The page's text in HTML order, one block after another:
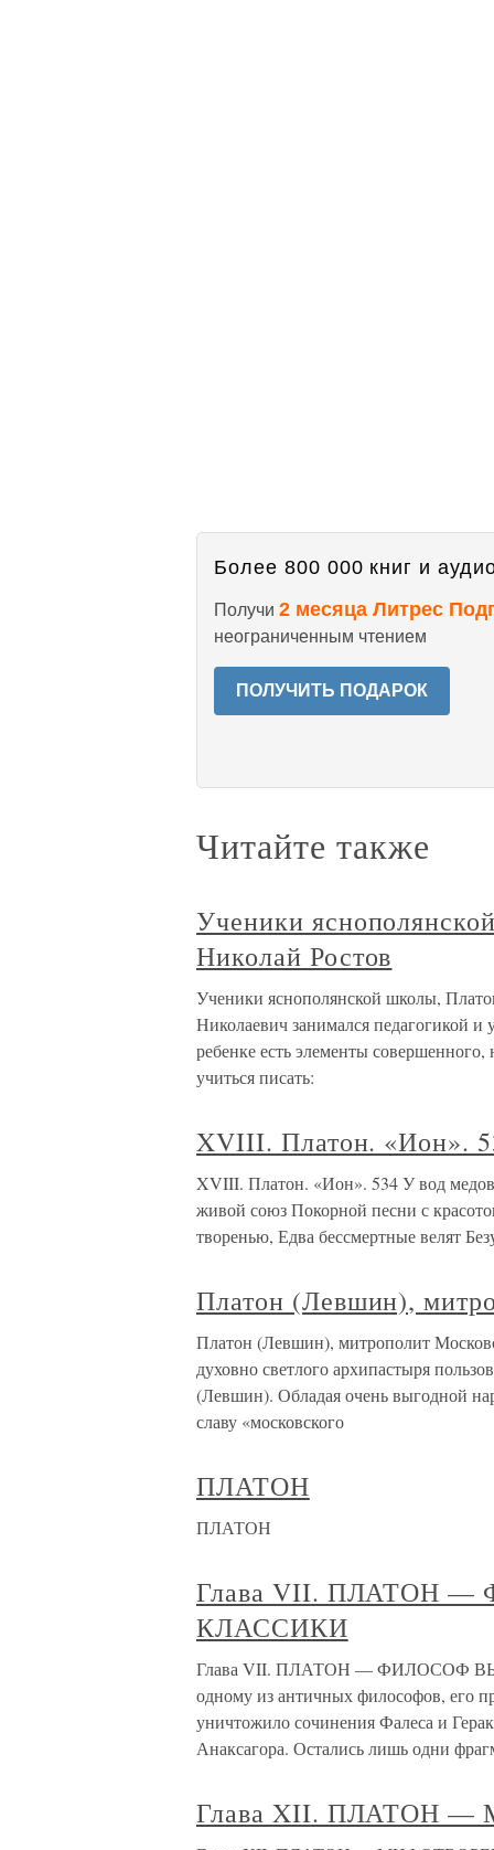
Более 800 000 книг и
Получи 2 месяца Литрес
неограниченным чтением
ПОЛУЧИТЬ ПОДАРОК
Читайте также
Ученики
Николай Ростов
Ученики яснополянской школы,
Николаевич занимался педагогикой и
ребенке есть элементы
учиться писать:
XVIII. Платон. «Ион».
XVIII. Платон. «Ион». 534 У вод
живой союз Покорной песни с
творенью, Едва бессмертные велят
Платон (Левшин),
Платон (Левшин), митрополит
духовно светлого архипастыря
(Левшин). Обладая очень выгодной
славу «московского
ПЛАТОН
ПЛАТОН
Глава VII. ПЛАТОН
КЛАССИКИ
Глава VII. ПЛАТОН — ФИЛОСОФ
одному из античных философов, его
уничтожило сочинения Фалеса и
Анаксагора. Остались лишь одни
Глава XII. ПЛАТОН